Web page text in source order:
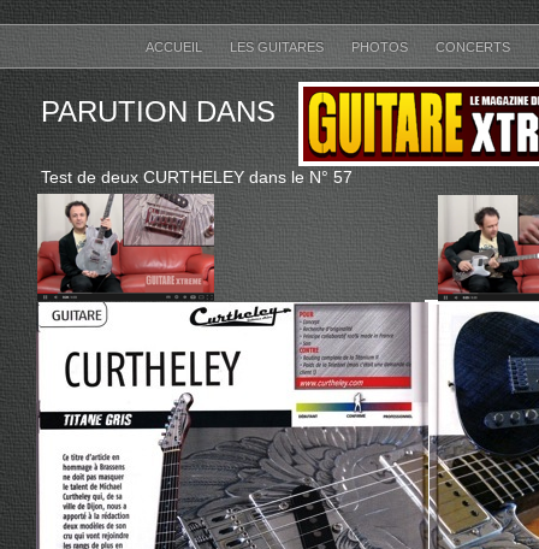
ACCUEIL LES GUITARES PHOTOS CONCERTS
PARUTION DANS
Test de deux CURTHELEY dans le N° 57